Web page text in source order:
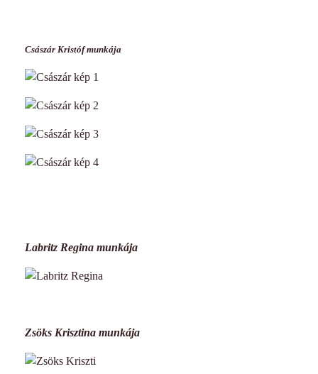
Császár Kristóf munkája
Labritz Regina munkája
Zsöks Krisztina munkája